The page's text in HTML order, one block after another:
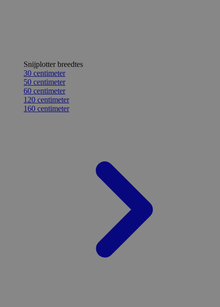
Snijplotter breedtes
30 centimeter
50 centimeter
60 centimeter
120 centimeter
160 centimeter